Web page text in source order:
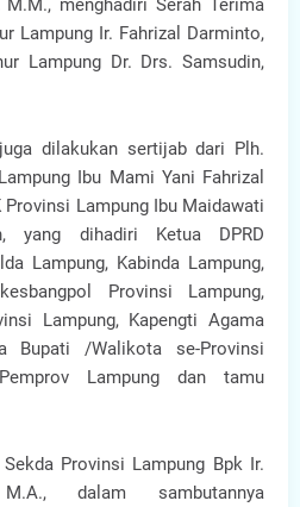
M.M., menghadiri Serah Terima
Lampung Ir. Fahrizal Darminto,
Lampung Dr. Drs. Samsudin,
dilakukan sertijab dari Plh.
Ibu Mami Yani Fahrizal
Provinsi Lampung Ibu Maidawati
yang dihadiri Ketua DPRD
Lampung, Kabinda Lampung,
Provinsi Lampung,
Lampung, Kapengti Agama
Bupati /Walikota se-Provinsi
Lampung dan tamu
Provinsi Lampung Bpk Ir.
dalam sambutannya